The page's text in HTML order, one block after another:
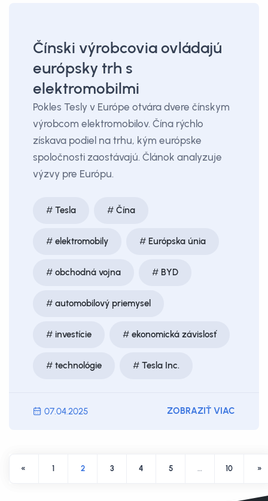
Čínski výrobcovia ovládajú
európsky trh s
elektromobilmi
Pokles Tesly v Európe otvára dvere čínskym
výrobcom elektromobilov. Čína rýchlo
získava podiel na trhu, kým európske
spoločnosti zaostávajú. Článok analyzuje
výzvy pre Európu.
Tesla Čína
elektromobily Európska únia
obchodná vojna BYD
automobilový priemysel
investície ekonomická závislosť
technológie Tesla Inc.
07.04.2025 ZOBRAZIŤ VIAC
« 1 2 3 4 5 … 10 »